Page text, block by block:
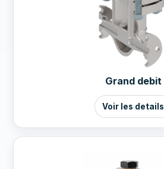
Grand debit
Voir les details